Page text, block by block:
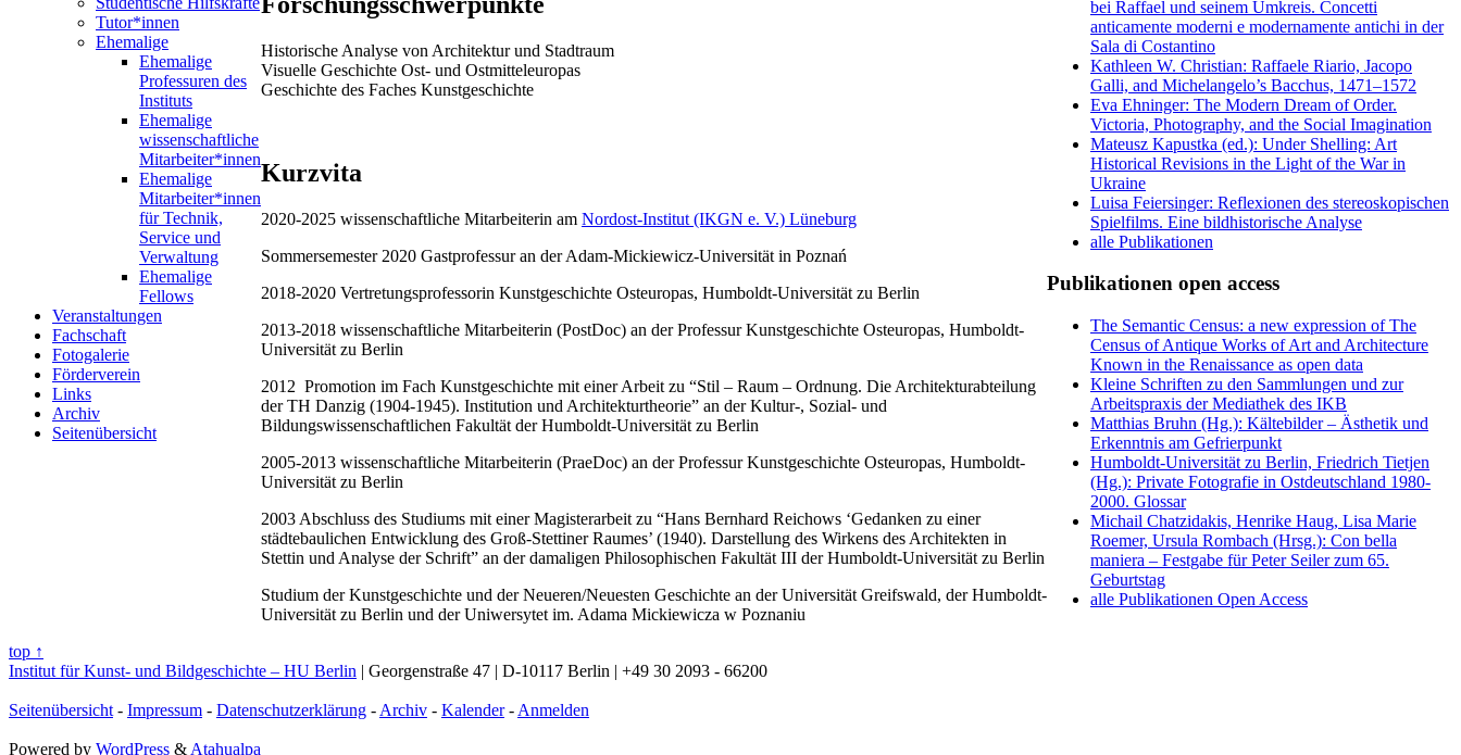
Tutor*innen
Ehemalige
Ehemalige
Professuren des
Instituts
Ehemalige
wissenschaftliche
Mitarbeiter*innen
Ehemalige
Mitarbeiter*innen
für Technik,
Service und
Verwaltung
Ehemalige
Fellows
Veranstaltungen
Fachschaft
Fotogalerie
Förderverein
Links
Archiv
Seitenübersicht
Historische Analyse von Architektur und Stadtraum
Visuelle Geschichte Ost- und Ostmitteleuropas
Geschichte des Faches Kunstgeschichte
Kurzvita
2020-2025 wissenschaftliche Mitarbeiterin am Nordost-Institut (IKGN e. V.) Lüneburg
Sommersemester 2020 Gastprofessur an der Adam-Mickiewicz-Universität in Poznań
2018-2020 Vertretungsprofessorin Kunstgeschichte Osteuropas, Humboldt-Universität zu Berlin
2013-2018 wissenschaftliche Mitarbeiterin (PostDoc) an der Professur Kunstgeschichte Osteuropas, Humboldt-
Universität zu Berlin
2012 Promotion im Fach Kunstgeschichte mit einer Arbeit zu “Stil – Raum – Ordnung. Die Architekturabteilung
der TH Danzig (1904-1945). Institution und Architekturtheorie” an der Kultur-, Sozial- und
Bildungswissenschaftlichen Fakultät der Humboldt-Universität zu Berlin
2005-2013 wissenschaftliche Mitarbeiterin (PraeDoc) an der Professur Kunstgeschichte Osteuropas, Humboldt-
Universität zu Berlin
2003 Abschluss des Studiums mit einer Magisterarbeit zu “Hans Bernhard Reichows ‘Gedanken zu einer
städtebaulichen Entwicklung des Groß-Stettiner Raumes’ (1940). Darstellung des Wirkens des Architekten in
Stettin und Analyse der Schrift” an der damaligen Philosophischen Fakultät III der Humboldt-Universität zu Berlin
Studium der Kunstgeschichte und der Neueren/Neuesten Geschichte an der Universität Greifswald, der Humboldt-
Universität zu Berlin und der Uniwersytet im. Adama Mickiewicza w Poznaniu
bei Raffael und seinem Umkreis. Concetti
anticamente moderni e modernamente antichi in der
Sala di Costantino
Kathleen W. Christian: Raffaele Riario, Jacopo
Galli, and Michelangelo’s Bacchus, 1471–1572
Eva Ehninger: The Modern Dream of Order.
Victoria, Photography, and the Social Imagination
Mateusz Kapustka (ed.): Under Shelling: Art
Historical Revisions in the Light of the War in
Ukraine
Luisa Feiersinger: Reflexionen des stereoskopischen
Spielfilms. Eine bildhistorische Analyse
alle Publikationen
Publikationen open access
The Semantic Census: a new expression of The
Census of Antique Works of Art and Architecture
Known in the Renaissance as open data
Kleine Schriften zu den Sammlungen und zur
Arbeitspraxis der Mediathek des IKB
Matthias Bruhn (Hg.): Kältebilder – Ästhetik und
Erkenntnis am Gefrierpunkt
Humboldt-Universität zu Berlin, Friedrich Tietjen
(Hg.): Private Fotografie in Ostdeutschland 1980-
2000. Glossar
Michail Chatzidakis, Henrike Haug, Lisa Marie
Roemer, Ursula Rombach (Hrsg.): Con bella
maniera – Festgabe für Peter Seiler zum 65.
Geburtstag
alle Publikationen Open Access
top ↑
Institut für Kunst- und Bildgeschichte – HU Berlin | Georgenstraße 47 | D-10117 Berlin | +49 30 2093 - 66200
Seitenübersicht - Impressum - Datenschutzerklärung - Archiv - Kalender- Anmelden
Powered by WordPress & Atahualpa